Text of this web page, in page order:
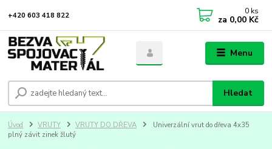
Menu
Hledat
+420 603 418 822 0 ks
za 0,00 Kč
Úvod VRUTY VRUTY DO DŘEVA
Univerzální vrut do dřeva 4x35
plný závit zinek žlutý